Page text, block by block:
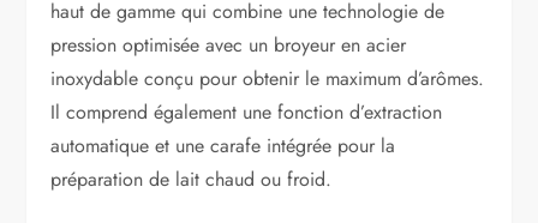
haut de gamme qui combine une technologie de
pression optimisée avec un broyeur en acier
inoxydable conçu pour obtenir le maximum d’arômes.
Il comprend également une fonction d’extraction
automatique et une carafe intégrée pour la
préparation de lait chaud ou froid.